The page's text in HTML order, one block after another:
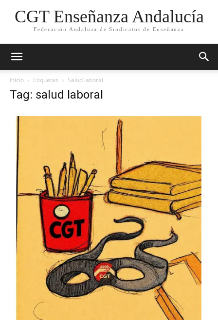
CGT Enseñanza Andalucía
Federación Andaluza de Sindicatos de Enseñanza
Inicio Etiquetas Salud laboral
Tag: salud laboral